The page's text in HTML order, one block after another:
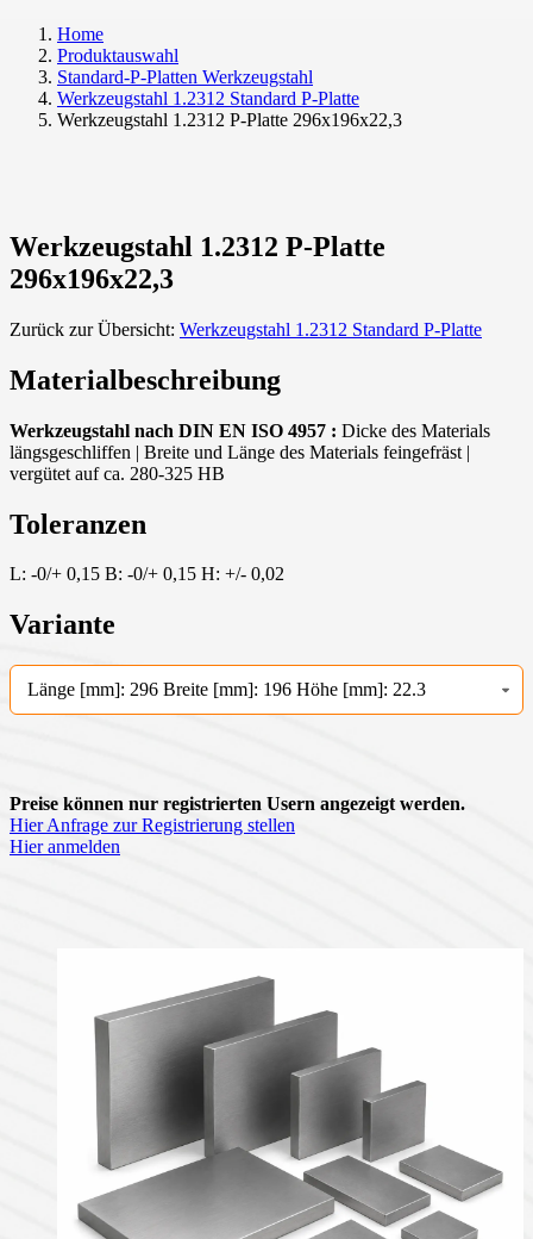
Home
Produktauswahl
Standard-P-Platten Werkzeugstahl
Werkzeugstahl 1.2312 Standard P-Platte
Werkzeugstahl 1.2312 P-Platte 296x196x22,3
Werkzeugstahl 1.2312 P-Platte
296x196x22,3
Zurück zur Übersicht: Werkzeugstahl 1.2312 Standard P-Platte
Materialbeschreibung
Werkzeugstahl nach DIN EN ISO 4957 : Dicke des Materials
längsgeschliffen | Breite und Länge des Materials feingefräst |
vergütet auf ca. 280-325 HB
Toleranzen
L: -0/+ 0,15 B: -0/+ 0,15 H: +/- 0,02
Variante
Länge [mm]: 296 Breite [mm]: 196 Höhe [mm]: 22.3
Preise können nur registrierten Usern angezeigt werden.
Hier Anfrage zur Registrierung stellen
Hier anmelden